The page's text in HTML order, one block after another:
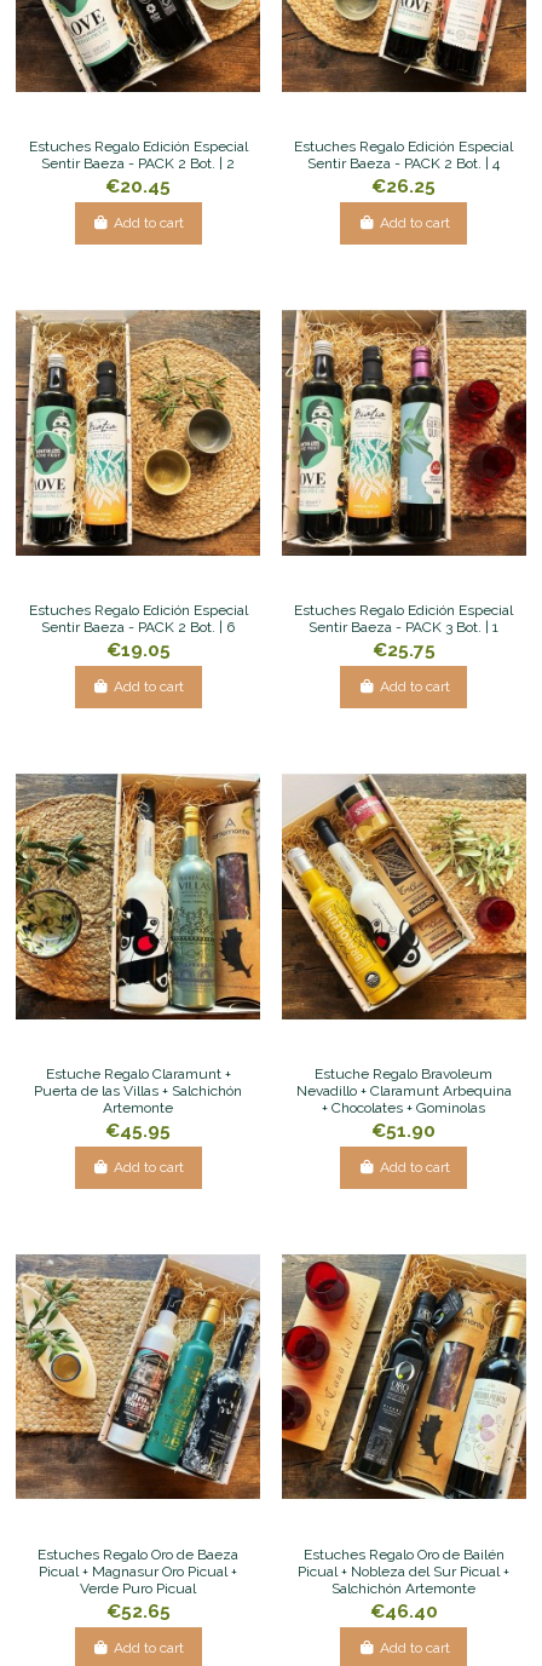
Estuches Regalo Edición Especial
Sentir Baeza - PACK 2 Bot. | 2
€20.45
Add to cart
Estuches Regalo Edición Especial
Sentir Baeza - PACK 2 Bot. | 4
€26.25
Add to cart
Estuches Regalo Edición Especial
Sentir Baeza - PACK 2 Bot. | 6
€19.05
Add to cart
Estuches Regalo Edición Especial
Sentir Baeza - PACK 3 Bot. | 1
€25.75
Add to cart
Estuche Regalo Claramunt +
Puerta de las Villas + Salchichón
Artemonte
€45.95
Add to cart
Estuche Regalo Bravoleum
Nevadillo + Claramunt Arbequina
+ Chocolates + Gominolas
€51.90
Add to cart
Estuches Regalo Oro de Baeza
Picual + Magnasur Oro Picual +
Verde Puro Picual
€52.65
Add to cart
Estuches Regalo Oro de Bailén
Picual + Nobleza del Sur Picual +
Salchichón Artemonte
€46.40
Add to cart